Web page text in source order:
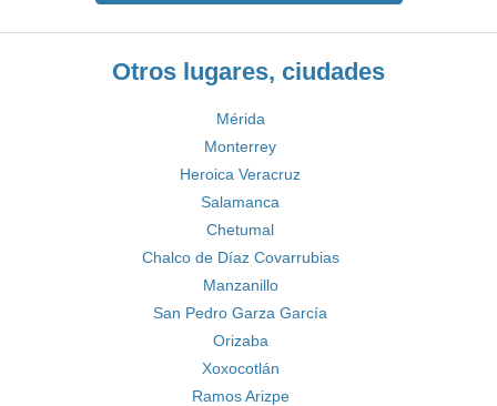
Otros lugares, ciudades
Mérida
Monterrey
Heroica Veracruz
Salamanca
Chetumal
Chalco de Díaz Covarrubias
Manzanillo
San Pedro Garza García
Orizaba
Xoxocotlán
Ramos Arizpe